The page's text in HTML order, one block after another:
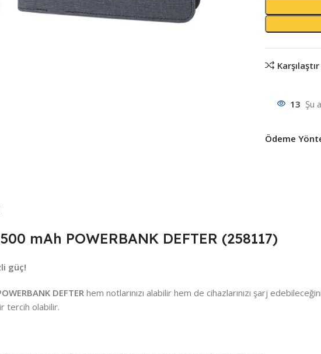
Büyütmek için tıklayın
Karşılaştır
13 Şu
Ödeme
mAh POWERBANK DEFTER (258117)
güç!
DEFTER hem notlarınızı alabilir hem de cihazlarınızı şarj
tercih olabilir.